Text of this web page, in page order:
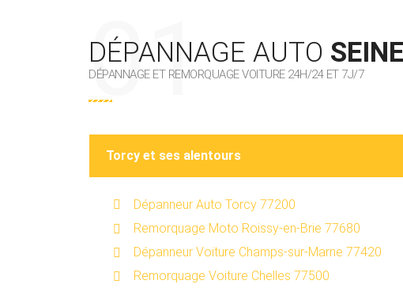
DÉPANNAGE AUTO
DÉPANNAGE ET REMORQUAGE VOITURE 24H/24 ET 7J/7
Torcy et ses alentours
Dépanneur Auto Torcy 77200
Remorquage Moto Roissy-en-Brie 77680
Dépanneur Voiture Champs-sur-Marne 77420
Remorquage Voiture Chelles 77500